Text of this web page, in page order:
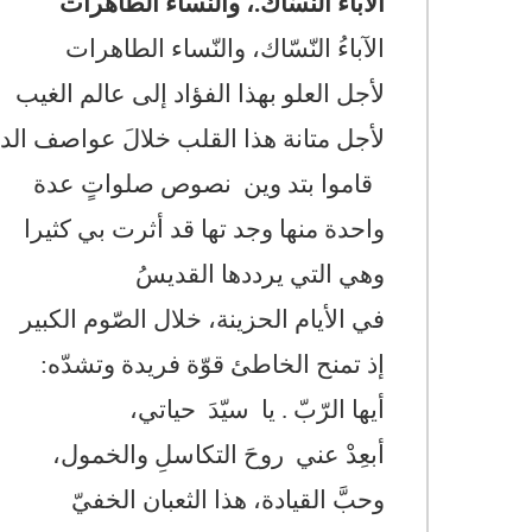
الآباءُ النّسّاك، والنّساء الطاهرات
لأجل العلو بهذا الفؤاد إلى عالم الغيب
لأجل متانة هذا القلب خلالَ عواصف
قاموا بتد وين نصوص صلواتٍ عدة
واحدة منها وجد تها قد أثرت بي كثيرا
وهي التي يرددها القديسُ
في الأيام الحزينة، خلال الصّوم الكبير
إذ تمنح الخاطئ قوّة فريدة وتشدّه:
أيها الرّبّ . يا سيّدَ حياتي،
أبعِدْ عني روحَ التكاسلِ والخمول،
وحبَّ القيادة، هذا الثعبان الخفيّ